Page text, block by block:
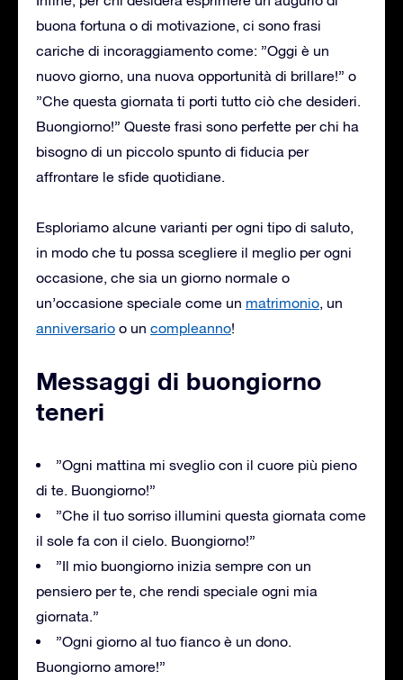
buona fortuna o di motivazione, ci sono frasi
cariche di incoraggiamento come: ”Oggi è un
nuovo giorno, una nuova opportunità di brillare!” o
”Che questa giornata ti porti tutto ciò che desideri.
Buongiorno!” Queste frasi sono perfette per chi ha
bisogno di un piccolo spunto di fiducia per
affrontare le sfide quotidiane.
Esploriamo alcune varianti per ogni tipo di saluto,
in modo che tu possa scegliere il meglio per ogni
occasione, che sia un giorno normale o
un’occasione speciale come un matrimonio, un
anniversario o un compleanno!
Messaggi di buongiorno
teneri
”Ogni mattina mi sveglio con il cuore più pieno
di te. Buongiorno!”
”Che il tuo sorriso illumini questa giornata come
il sole fa con il cielo. Buongiorno!”
”Il mio buongiorno inizia sempre con un
pensiero per te, che rendi speciale ogni mia
giornata.”
”Ogni giorno al tuo fianco è un dono.
Buongiorno amore!”